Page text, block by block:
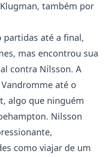
também por
partidas até a final,
mas encontrou sua
contra Nilsson. A
até o
algo que ninguém
Nilsson
como viajar de um